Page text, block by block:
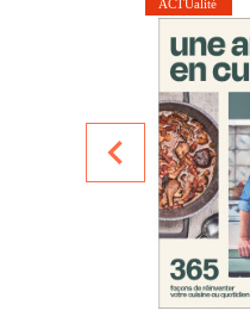
navigate_before